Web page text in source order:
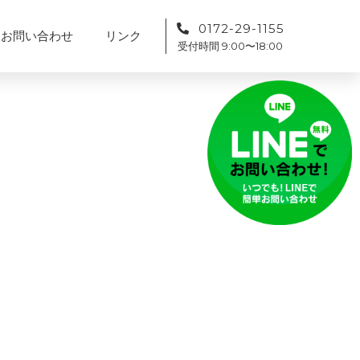
お問い合わせ リンク 0172-29-1155
受付時間 9:00〜18:00